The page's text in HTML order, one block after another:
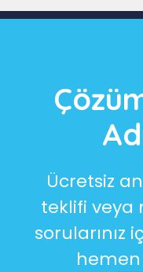
Ücretsiz
teklifi veya
sorularınız